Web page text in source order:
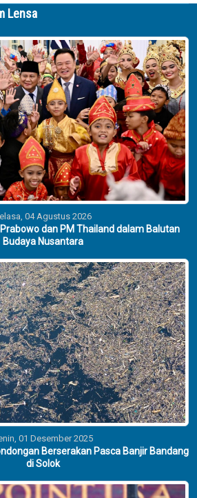
Lensa
04 Agustus 2026
dan PM Thailand dalam Balutan
Budaya Nusantara
01 Desember 2025
Berserakan Pasca Banjir Bandang
di Solok